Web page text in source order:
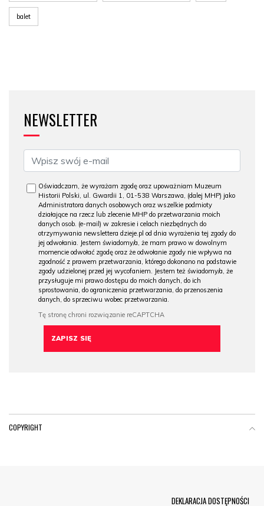
balet
NEWSLETTER
Oświadczam, że wyrażam zgodę oraz upoważniam Muzeum
Historii Polski, ul. Gwardii 1, 01-538 Warszawa, (dalej MHP) jako
Administratora danych osobowych oraz wszelkie podmioty
działające na rzecz lub zlecenie MHP do przetwarzania moich
danych osob. (e-mail) w zakresie i celach niezbędnych do
otrzymywania newslettera dzieje.pl od dnia wyrażenia tej zgody do
jej odwołania. Jestem świadomy/a, że mam prawo w dowolnym
momencie odwołać zgodę oraz że odwołanie zgody nie wpływa na
zgodność z prawem przetwarzania, którego dokonano na podstawie
zgody udzielonej przed jej wycofaniem. Jestem też świadomy/a, że
przysługuje mi prawo dostępu do moich danych, do ich
sprostowania, do ograniczenia przetwarzania, do przenoszenia
danych, do sprzeciwu wobec przetwarzania.
COPYRIGHT
DEKLARACJA DOSTĘPNOŚCI